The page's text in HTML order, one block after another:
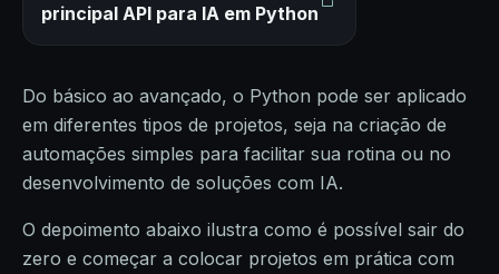
principal API para IA em Python
Do básico ao avançado, o Python pode ser aplicado
em diferentes tipos de projetos, seja na criação de
automações simples para facilitar sua rotina ou no
desenvolvimento de soluções com IA.
O depoimento abaixo ilustra como é possível sair do
zero e começar a colocar projetos em prática com